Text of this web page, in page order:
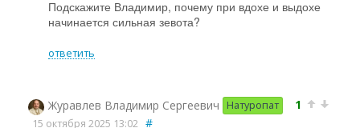
Подскажите Владимир, почему при вдохе и выдохе
начинается сильная зевота?
ответить
1
Журавлев Владимир Сергеевич
Натуропат
15 октября 2025 13:02 #